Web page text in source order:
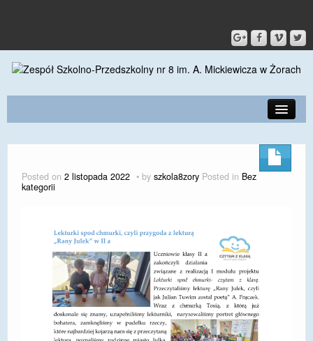
KONTAKT
DLA PRACOWNIKÓW
GALERIA
SPORT
DOSTĘPNOŚĆ
Posted on 2 listopada 2022 by szkola8zory Posted in Bez
kategorii